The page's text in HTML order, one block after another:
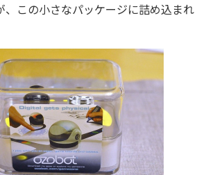
、この小さなパッケージに詰め込まれ